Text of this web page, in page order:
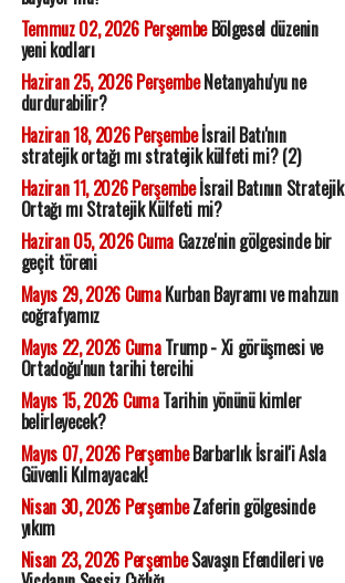
Temmuz 02, 2026 PerşembeBölgesel düzenin
yeni kodları
Haziran 25, 2026 PerşembeNetanyahu'yu ne
durdurabilir?
Haziran 18, 2026 Perşembeİsrail Batı'nın
stratejik ortağı mı stratejik külfeti mi? (2)
Haziran 11, 2026 Perşembeİsrail Batının Stratejik
Ortağı mı Stratejik Külfeti mi?
Haziran 05, 2026 CumaGazze'nin gölgesinde bir
geçit töreni
Mayıs 29, 2026 CumaKurban Bayramı ve mahzun
coğrafyamız
Mayıs 22, 2026 CumaTrump - Xi görüşmesi ve
Ortadoğu'nun tarihi tercihi
Mayıs 15, 2026 CumaTarihin yönünü kimler
belirleyecek?
Mayıs 07, 2026 PerşembeBarbarlık İsrail'i Asla
Güvenli Kılmayacak!
Nisan 30, 2026 PerşembeZaferin gölgesinde
yıkım
Nisan 23, 2026 PerşembeSavaşın Efendileri ve